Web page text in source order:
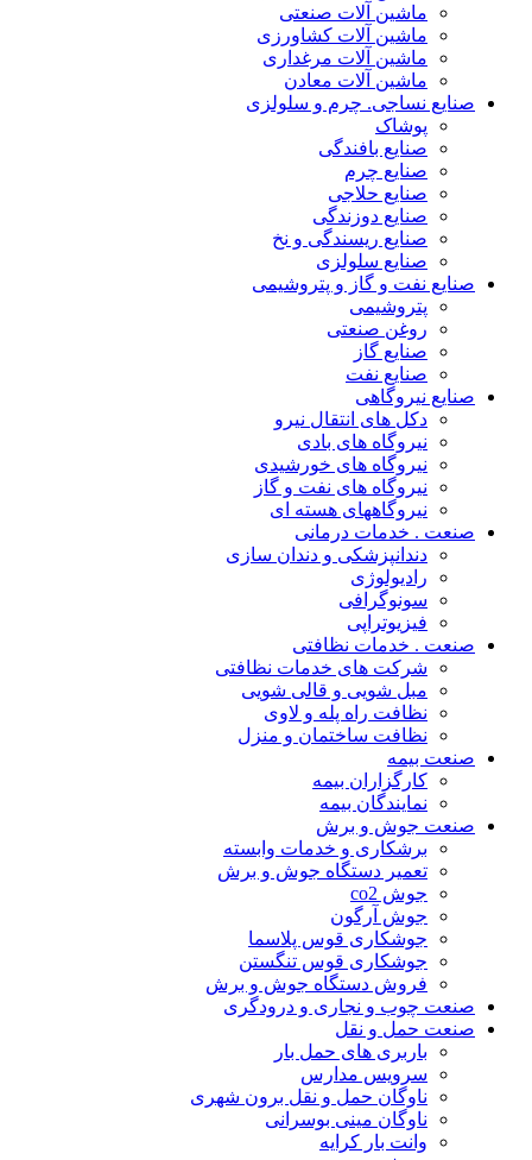
ماشین آلات صنعتی
ماشین آلات کشاورزی
ماشین آلات مرغداری
ماشین آلات معادن
نساجی. چرم و سلولزی
پوشاک
صنایع بافندگی
صنایع چرم
صنایع حلاجی
صنایع دوزندگی
صنایع ریسندگی و نخ
صنایع سلولزی
نفت و گاز و پتروشیمی
پتروشیمی
روغن صنعتی
صنایع گاز
صنایع نفت
نیروگاهی
دکل های انتقال نیرو
نیروگاه های بادی
نیروگاه های خورشیدی
نیروگاه های نفت و گاز
نیروگاههای هسته ای
. خدمات درمانی
دندانپزشکی و دندان سازی
رادیولوژی
سونوگرافی
فیزیوتراپی
. خدمات نظافتی
شرکت های خدمات نظافتی
مبل شویی و قالی شویی
نظافت راه پله و لاوی
نظافت ساختمان و منزل
بیمه
کارگزاران بیمه
نمایندگان بیمه
جوش و برش
برشکاری و خدمات وابسته
تعمیر دستگاه جوش و برش
جوش co2
جوش آرگون
جوشکاری قوس پلاسما
جوشکاری قوس تنگستن
فروش دستگاه جوش و برش
چوب و نجاری و درودگری
حمل و نقل
باربری های حمل بار
سرویس مدارس
ناوگان حمل و نقل برون شهری
ناوگان مینی بوسرانی
وانت بار کرایه